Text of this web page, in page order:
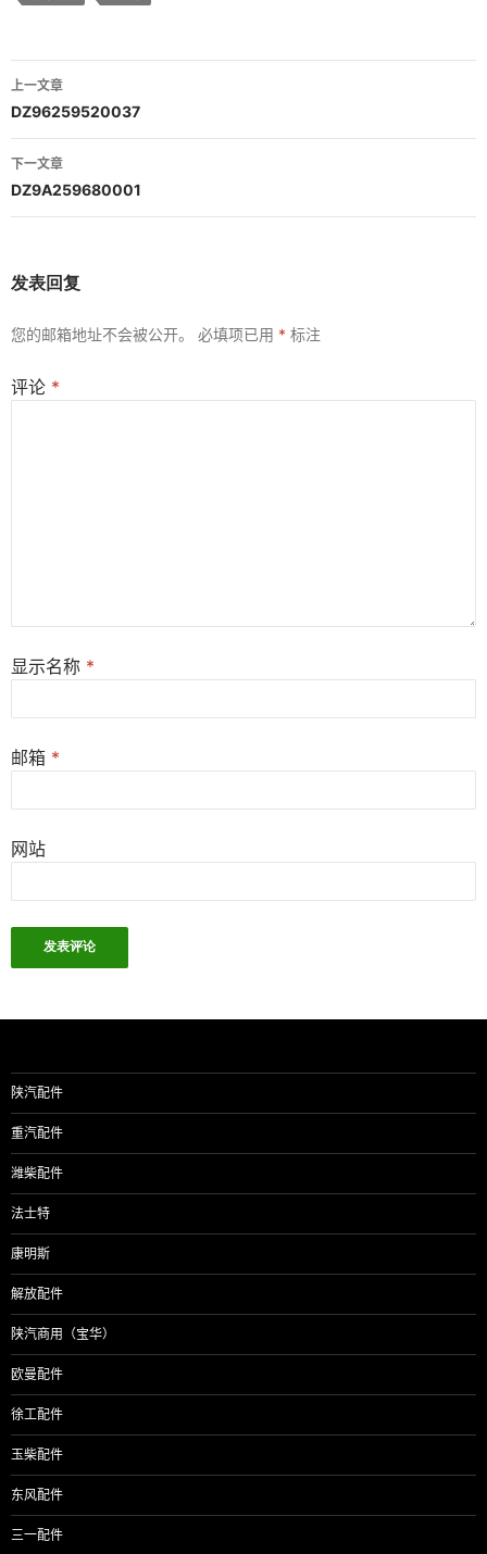
文
章
导
航
上一文章
DZ96259520037
下一文章
DZ9A259680001
发表回复
您的邮箱地址不会被公开。 必填项已用 * 标注
评论 *
显示名称 *
邮箱 *
网站
陕汽配件
重汽配件
潍柴配件
法士特
康明斯
解放配件
陕汽商用（宝华）
欧曼配件
徐工配件
玉柴配件
东风配件
三一配件